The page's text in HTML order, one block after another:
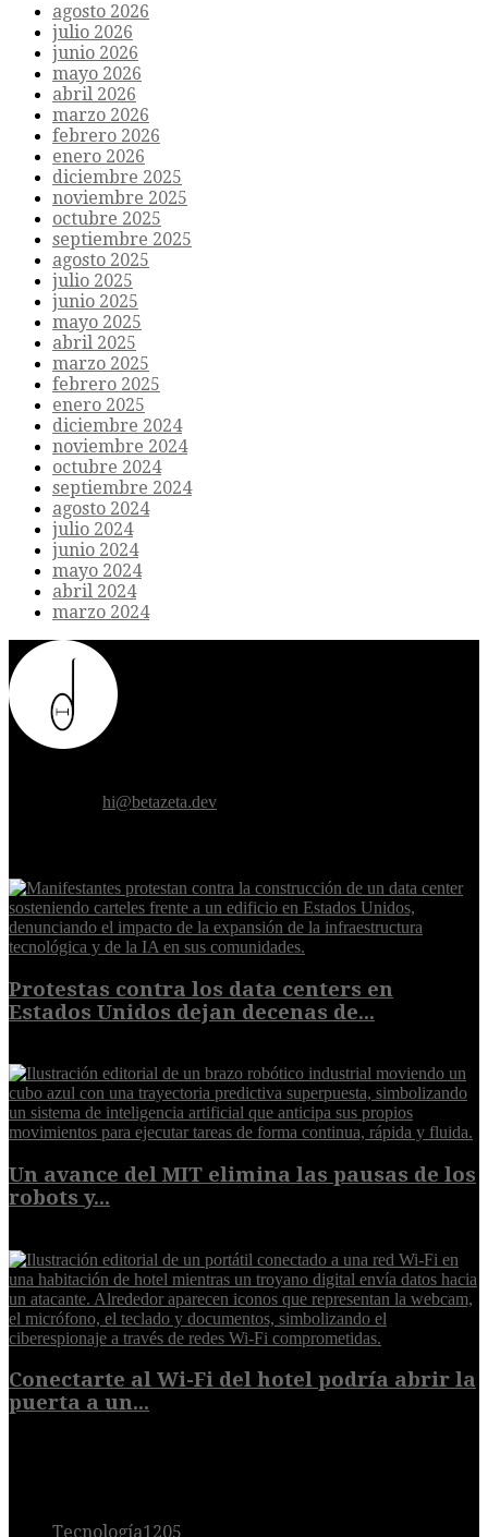
agosto 2026
julio 2026
junio 2026
mayo 2026
abril 2026
marzo 2026
febrero 2026
enero 2026
diciembre 2025
noviembre 2025
octubre 2025
septiembre 2025
agosto 2025
julio 2025
junio 2025
mayo 2025
abril 2025
marzo 2025
febrero 2025
enero 2025
diciembre 2024
noviembre 2024
octubre 2024
septiembre 2024
agosto 2024
julio 2024
junio 2024
mayo 2024
abril 2024
marzo 2024
hi@betazeta.dev
Protestas contra los data centers en
Estados Unidos dejan decenas de...
Un avance del MIT elimina las pausas de los
robots y...
Conectarte al Wi-Fi del hotel podría abrir la
puerta a un...
Tecnología1205